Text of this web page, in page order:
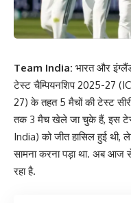
Team India: भारत और
टेस्ट चैम्पियनशिप 2025-27
27) के तहत 5 मैचों की टेस्ट
तक 3 मैच खेले जा चुके हैं, इस
India) को जीत हासिल हुई थी,
सामना करना पड़ा था. अब आज
रहा है.